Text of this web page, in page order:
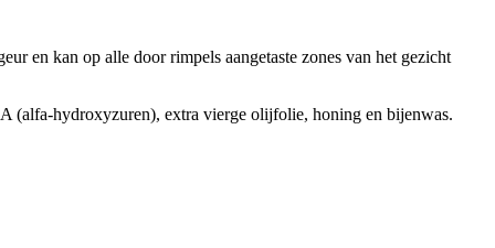
en kan op alle door rimpels aangetaste zones van het gezicht
(alfa-hydroxyzuren), extra vierge olijfolie, honing en bijenwas.